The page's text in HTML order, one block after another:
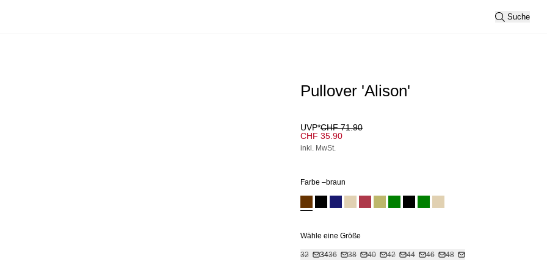
Suche
Pullover 'Alison'
UVP*CHF 71.90
CHF 35.90
inkl. MwSt.
Farbe –braun
Wähle eine Größe
32 3436 38 40 42 44 46 48